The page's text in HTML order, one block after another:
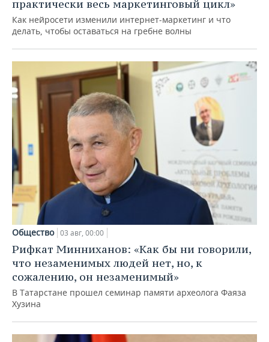
практически весь маркетинговый цикл»
Как нейросети изменили интернет-маркетинг и что
делать, чтобы оставаться на гребне волны
Общество 03 авг, 00:00
Рифкат Минниханов: «Как бы ни говорили,
что незаменимых людей нет, но, к
сожалению, он незаменимый»
В Татарстане прошел семинар памяти археолога Фаяза
Хузина